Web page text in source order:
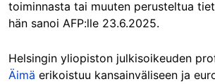
toiminnasta tai muuten perusteltua
hän sanoi AFP:lle 23.6.2025.
Helsingin yliopiston julkisoikeuden
Äimä erikoistuu kansainväliseen ja